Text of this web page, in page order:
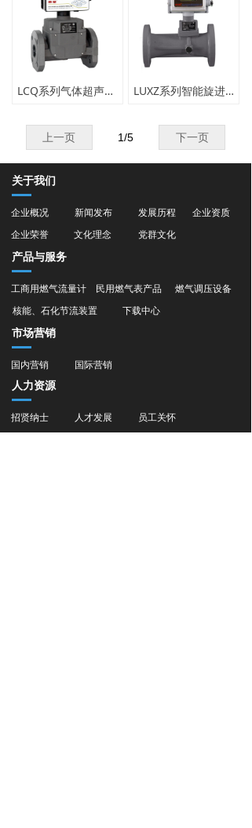
LCQ系列气体超声流量计 LUXZ系列智能旋进漩涡流量计
上一页 下一页
1/5
关于我们
企业概况 发展历程
企业资质
企业荣誉
文化理念 党群文化
产品与服务
工商用燃气流量计
民用燃气表产品
核能、石化节流装置
下载中心
市场营销
国内营销 国际营销
人力资源
招贤纳士 人才发展 员工关怀
新闻发布
燃气调压设备